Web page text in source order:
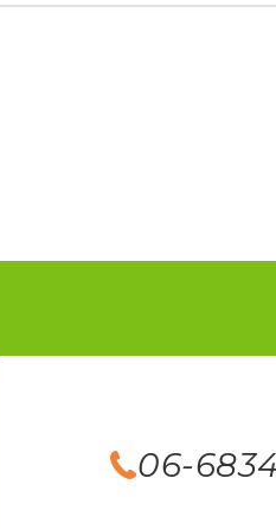
06-